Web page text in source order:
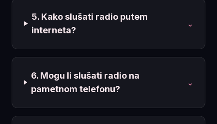
5. Kako slušati radio putem
interneta?
⌄
6. Mogu li slušati radio na
pametnom telefonu?
⌄